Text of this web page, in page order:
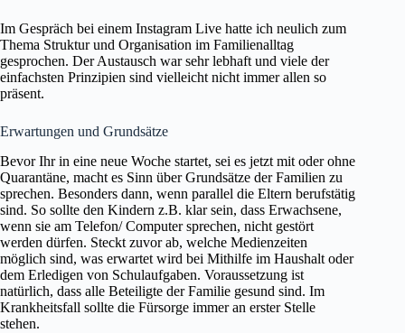
Im Gespräch bei einem Instagram Live hatte ich neulich zum
Thema Struktur und Organisation im Familienalltag
gesprochen. Der Austausch war sehr lebhaft und viele der
einfachsten Prinzipien sind vielleicht nicht immer allen so
präsent.
Erwartungen und Grundsätze
Bevor Ihr in eine neue Woche startet, sei es jetzt mit oder ohne
Quarantäne, macht es Sinn über Grundsätze der Familien zu
sprechen. Besonders dann, wenn parallel die Eltern berufstätig
sind. So sollte den Kindern z.B. klar sein, dass Erwachsene,
wenn sie am Telefon/ Computer sprechen, nicht gestört
werden dürfen. Steckt zuvor ab, welche Medienzeiten
möglich sind, was erwartet wird bei Mithilfe im Haushalt oder
dem Erledigen von Schulaufgaben. Voraussetzung ist
natürlich, dass alle Beteiligte der Familie gesund sind. Im
Krankheitsfall sollte die Fürsorge immer an erster Stelle
stehen.